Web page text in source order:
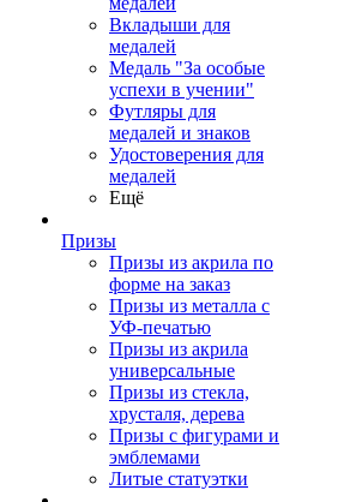
Вкладыши для
медалей
Медаль "За особые
успехи в учении"
Футляры для
медалей и знаков
Удостоверения для
медалей
Ещё
Призы
Призы из акрила по
форме на заказ
Призы из металла с
УФ-печатью
Призы из акрила
универсальные
Призы из стекла,
хрусталя, дерева
Призы с фигурами и
эмблемами
Литые статуэтки